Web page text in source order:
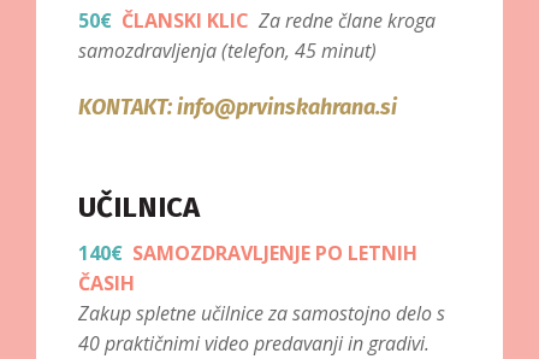
50€ ČLANSKI KLIC Za redne člane kroga
samozdravljenja (telefon, 45 minut)
KONTAKT:info@prvinskahrana.si
UČILNICA
140€ SAMOZDRAVLJENJE PO LETNIH
ČASIH
Zakup spletne učilnice za samostojno delo s
40 praktičnimi video predavanji in gradivi.